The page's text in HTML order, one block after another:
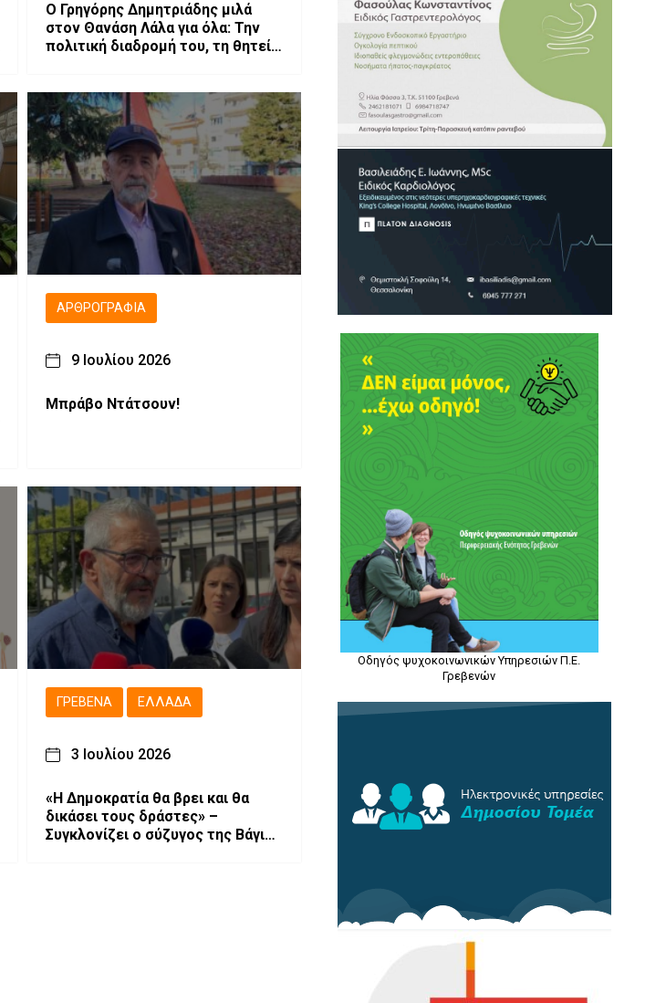
O Γρηγόρης Δημητριάδης μιλά
στον Θανάση Λάλα για όλα: Την
πολιτική διαδρομή του, τη θητεία
ΑΡΘΡΟΓΡΑΦΊΑ
9 Ιουλίου 2026
Μπράβο Ντάτσουν!
ΓΡΕΒΕΝΆ ΕΛΛΆΔΑ
3 Ιουλίου 2026
«Η Δημοκρατία θα βρει και θα
δικάσει τους δράστες» –
Συγκλονίζει ο σύζυγος της Βάγιας
Οδηγός ψυχοκοινωνικών Υπηρεσιών Π.Ε.
Γρεβενών